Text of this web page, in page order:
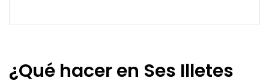
¿Qué hacer en Ses Illetes